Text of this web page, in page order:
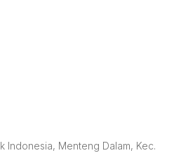
Indonesia, Menteng Dalam, Kec.